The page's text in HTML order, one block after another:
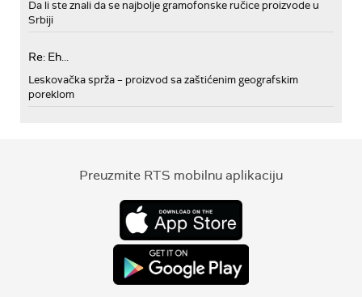
Da li ste znali da se najbolje gramofonske ručice proizvode u
Srbiji
Re: Eh...
Leskovačka sprža – proizvod sa zaštićenim geografskim
poreklom
Preuzmite RTS mobilnu aplikaciju